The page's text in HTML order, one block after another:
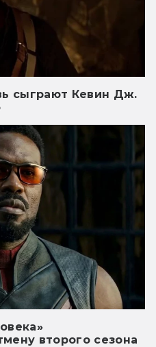
сыграют Кевин Дж.
второго сезона